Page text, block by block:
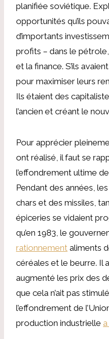
planifiée soviétique.
opportunités qu’ils
d’importants
profits – dans le
et la finance. S’ils
pour maximiser leurs
Ils étaient des
l’ancien et créant le
Pour apprécier
ont réalisé, il faut se
l’effondrement ultime
Pendant des années,
chars et des missiles,
épiceries se vidaient
qu’en 1983, le
rationnement aliments
céréales et le beurre. Il
augmenté les prix des
que cela n’ait pas
l’effondrement de
production industrielle